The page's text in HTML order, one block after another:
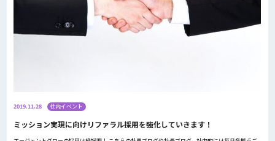
2019.11.28 社内イベント
ミッション実現に向けリファラル採用を強化していきます！